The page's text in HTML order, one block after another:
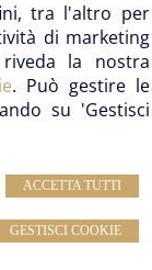
tra l'altro per
di marketing
la nostra
. Può gestire le
su 'Gestisci
ACCETTA TUTTI
GESTISCI COOKIE
-Gestisci Cookie-